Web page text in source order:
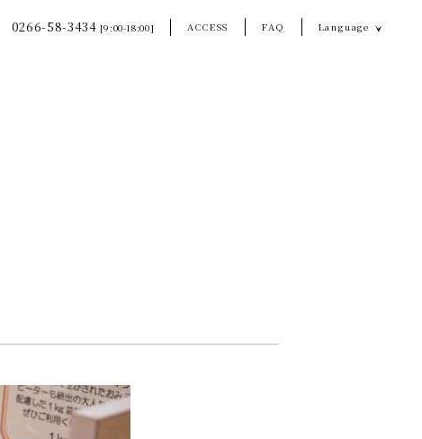
0266-58-3434 [9:00-18:00] ACCESS FAQ Language